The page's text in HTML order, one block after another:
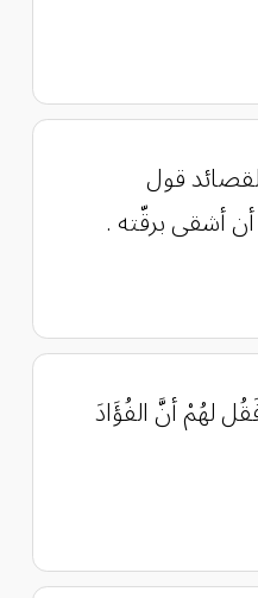
قول
أشقى برقّته .
لهُمْ أنَّ الفُؤَادَ